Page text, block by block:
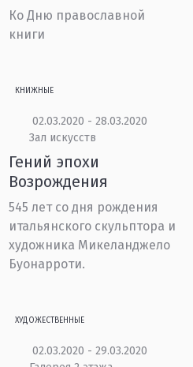
Ко Дню православной
книги
КНИЖНЫЕ
02.03.2020 - 28.03.2020
Зал искусств
Гений эпохи
Возрождения
545 лет со дня рождения
итальянского скульптора и
художника Микеланджело
Буонарроти.
ХУДОЖЕСТВЕННЫЕ
02.03.2020 - 29.03.2020